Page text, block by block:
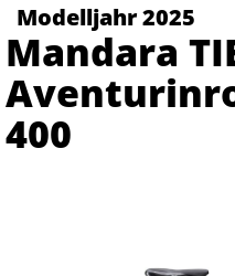
Modelljahr 2025
Mandara
400